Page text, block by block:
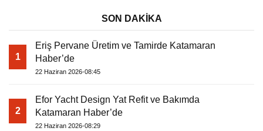
SON DAKİKA
1
Eriş Pervane Üretim ve Tamirde Katamaran
Haber’de
22 Haziran 2026-08:45
2
Efor Yacht Design Yat Refit ve Bakımda
Katamaran Haber’de
22 Haziran 2026-08:29